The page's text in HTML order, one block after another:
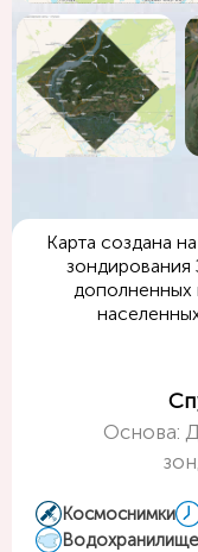
Карта создана
зондирования
дополненных
Основа:
Космоснимки
Водохранилище